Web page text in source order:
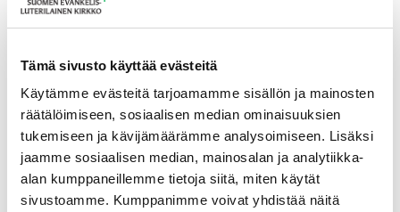
Tämä sivusto käyttää evästeitä
Käytämme evästeitä tarjoamamme sisällön ja mainosten
räätälöimiseen, sosiaalisen median ominaisuuksien
tukemiseen ja kävijämäärämme analysoimiseen. Lisäksi
jaamme sosiaalisen median, mainosalan ja analytiikka-
alan kumppaneillemme tietoja siitä, miten käytät
sivustoamme. Kumppanimme voivat yhdistää näitä
Takaisin tapahtumiin